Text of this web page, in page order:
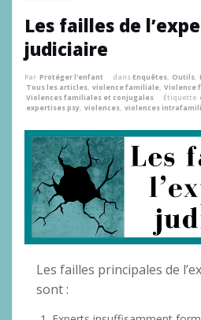
Les failles de
judiciaire
Par Protéger l'enfant dansEnquêtes, Outils,
Tous les articles, violence familiale, Violence
Violences familiales et conjugales
Étiquette
expertises psy, violences, violences
Les failles principales de
sont :